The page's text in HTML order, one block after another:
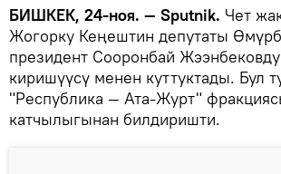
БИШКЕК, 24-ноя. — Sputnik. Чет
Жогорку Кеңештин депутаты
президент Сооронбай
киришүүсү менен куттуктады. Бул
"Республика — Ата-Журт"
катчылыгынан билдиришти.